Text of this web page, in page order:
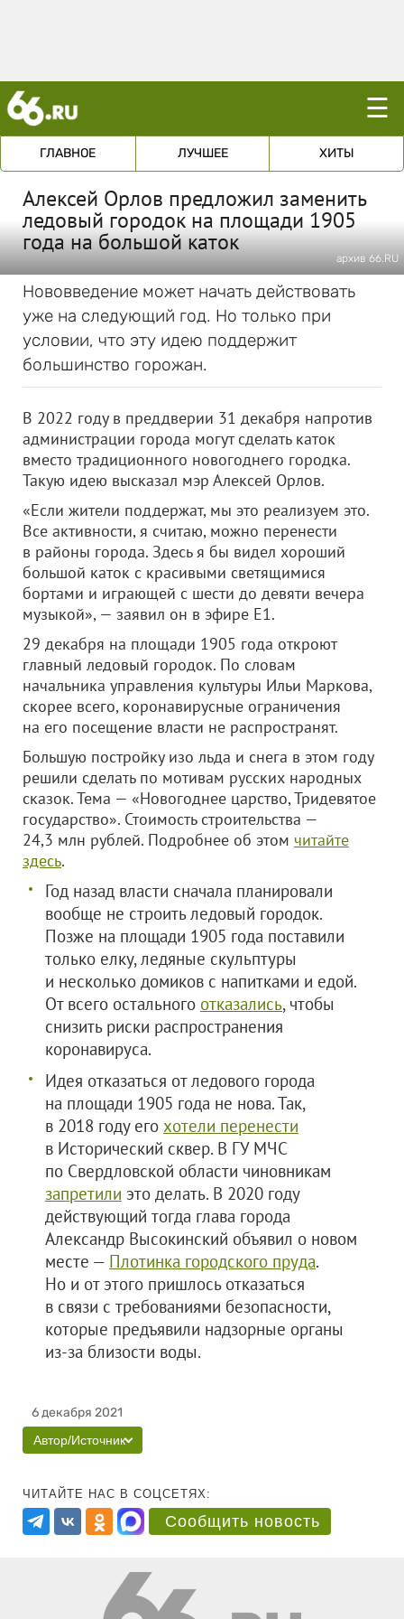
☰
ГЛАВНОЕ ЛУЧШЕЕ ХИТЫ
Алексей Орлов предложил заменить
ледовый городок на площади 1905
года на большой каток
архив 66.RU
Нововведение может начать действовать
уже на следующий год. Но только при
условии, что эту идею поддержит
большинство горожан.
В 2022 году в преддверии 31 декабря напротив
администрации города могут сделать каток
вместо традиционного новогоднего городка.
Такую идею высказал мэр Алексей Орлов.
«Если жители поддержат, мы это реализуем это.
Все активности, я считаю, можно перенести
в районы города. Здесь я бы видел хороший
большой каток с красивыми светящимися
бортами и играющей с шести до девяти вечера
музыкой», — заявил он в эфире Е1.
29 декабря на площади 1905 года откроют
главный ледовый городок. По словам
начальника управления культуры Ильи Маркова,
скорее всего, коронавирусные ограничения
на его посещение власти не распространят.
Большую постройку изо льда и снега в этом году
решили сделать по мотивам русских народных
сказок. Тема — «Новогоднее царство, Тридевятое
государство». Стоимость строительства —
24,3 млн рублей. Подробнее об этом читайте
здесь.
Год назад власти сначала планировали
вообще не строить ледовый городок.
Позже на площади 1905 года поставили
только елку, ледяные скульптуры
и несколько домиков с напитками и едой.
От всего остального отказались, чтобы
снизить риски распространения
коронавируса.
Идея отказаться от ледового города
на площади 1905 года не нова. Так,
в 2018 году его хотели перенести
в Исторический сквер. В ГУ МЧС
по Свердловской области чиновникам
запретили это делать. В 2020 году
действующий тогда глава города
Александр Высокинский объявил о новом
месте — Плотинка городского пруда.
Но и от этого пришлось отказаться
в связи с требованиями безопасности,
которые предъявили надзорные органы
из-за близости воды.
6 декабря 2021
Автор/Источник
ЧИТАЙТЕ НАС В СОЦСЕТЯХ:
Сообщить новость